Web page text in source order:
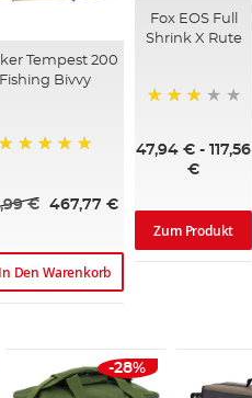
Tempest 200
Fishing Bivvy
€ 467,77 €
In Den Warenkorb
Fox EOS Full
Shrink X Rute
47,94 € -117,56
€
Zum Produkt
-28%